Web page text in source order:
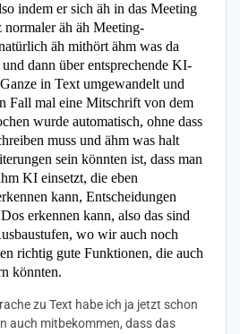
indem er sich äh in das Meeting
äh äh Meeting-
äh mithört ähm was da
dann über entsprechende KI-
in Text umgewandelt und
Fall mal eine Mitschrift von dem
wurde automatisch, ohne dass
muss und ähm was halt
sein könnten ist, dass man
KI einsetzt, die eben
kann, Entscheidungen
erkennen kann, also das sind
wo wir auch noch
richtig gute Funktionen, die auch
könnten.
zu Text habe ich ja jetzt schon
auch mitbekommen, dass das